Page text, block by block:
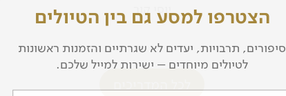
יוסי קור
הצטרפו למסע גם בין הטיולים
סיפורים, תרבויות, יעדים לא שגרתיים והזמנות ראשונות
לטיולים מיוחדים – ישירות למייל שלכם.